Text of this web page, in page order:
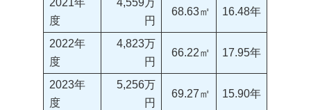
2021年
度
4,559万
円
68.63㎡ 16.48年
2022年
度
4,823万
円
66.22㎡ 17.95年
2023年
度
5,256万
円
69.27㎡ 15.90年